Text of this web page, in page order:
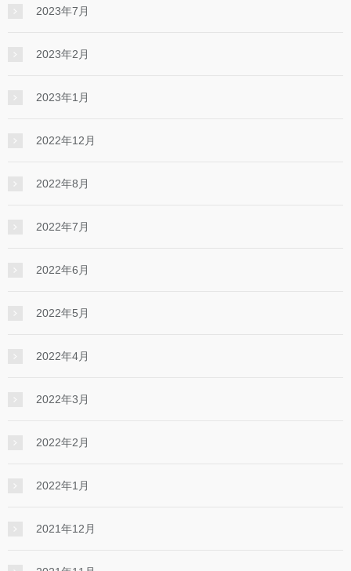
2023年7月
2023年2月
2023年1月
2022年12月
2022年8月
2022年7月
2022年6月
2022年5月
2022年4月
2022年3月
2022年2月
2022年1月
2021年12月